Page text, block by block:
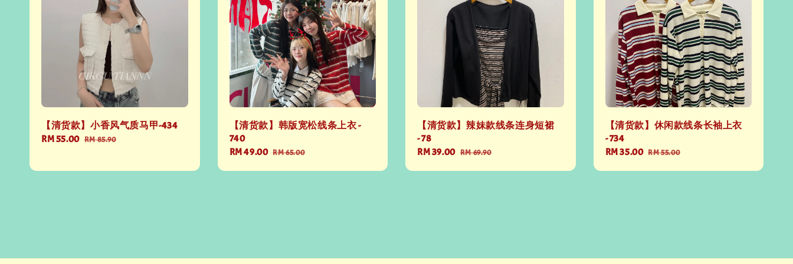
【清货款】小香风气质马甲-434
Sale
RM 55.00 Regular
RM 85.90
【清货款】韩版宽松线条上衣 -
740
Sale
RM 49.00 Regular
RM 65.00
【清货款】辣妹款线条连身短裙
- 78
Sale
RM 39.00 Regular
RM 69.90
【清货款】休闲款线条长袖上衣
- 734
Sale
RM 35.00 Regular
RM 55.00